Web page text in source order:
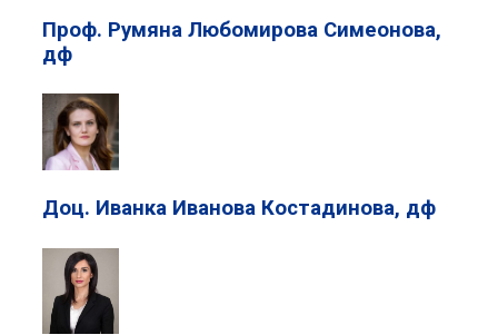
Проф. Румяна Любомирова Симеонова,
дф
Доц. Иванка Иванова Костадинова, дф